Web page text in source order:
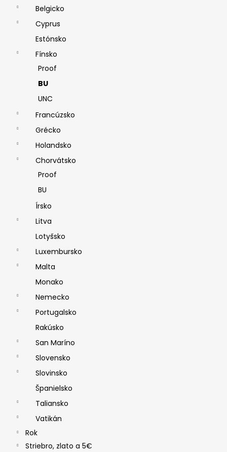
Belgicko
Cyprus
Estónsko
Fínsko
Proof
BU
UNC
Francúzsko
Grécko
Holandsko
Chorvátsko
Proof
BU
Írsko
Litva
Lotyšsko
Luxembursko
Malta
Monako
Nemecko
Portugalsko
Rakúsko
San Maríno
Slovensko
Slovinsko
Španielsko
Taliansko
Vatikán
Rok
Striebro, zlato a 5€